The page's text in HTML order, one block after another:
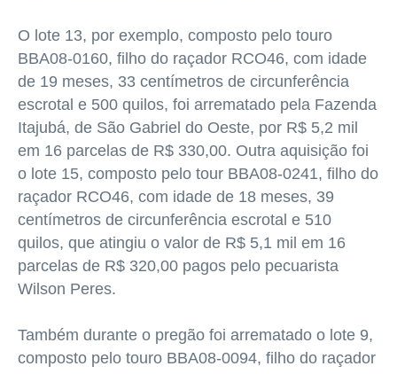
O lote 13, por exemplo, composto pelo touro
BBA08-0160, filho do raçador RCO46, com idade
de 19 meses, 33 centímetros de circunferência
escrotal e 500 quilos, foi arrematado pela Fazenda
Itajubá, de São Gabriel do Oeste, por R$ 5,2 mil
em 16 parcelas de R$ 330,00. Outra aquisição foi
o lote 15, composto pelo tour BBA08-0241, filho do
raçador RCO46, com idade de 18 meses, 39
centímetros de circunferência escrotal e 510
quilos, que atingiu o valor de R$ 5,1 mil em 16
parcelas de R$ 320,00 pagos pelo pecuarista
Wilson Peres.
Também durante o pregão foi arrematado o lote 9,
composto pelo touro BBA08-0094, filho do raçador